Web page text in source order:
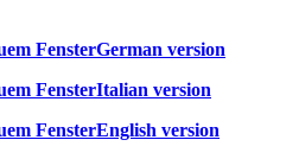
German version
Italian version
English version